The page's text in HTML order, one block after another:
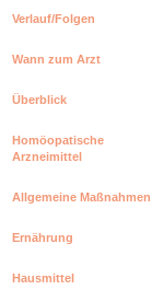
Verlauf/Folgen
Wann zum Arzt
Überblick
Homöopatische
Arzneimittel
Allgemeine Maßnahmen
Ernährung
Hausmittel